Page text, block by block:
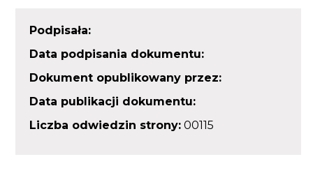
Podpisała:
Data podpisania dokumentu:
Dokument opublikowany przez:
Data publikacji dokumentu:
Liczba odwiedzin strony: 00115